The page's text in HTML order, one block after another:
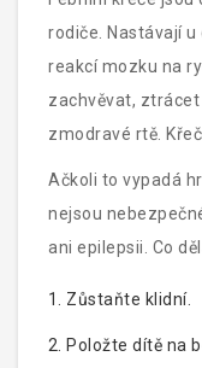
rodiče. Nastávají u
reakcí mozku na
zachvěvat,
zmodravé rtě.
Ačkoli to vypadá
nejsou
ani epilepsii. Co
Zůstaňte klidní.
Položte dítě na